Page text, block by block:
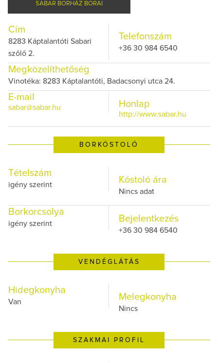
SABAR BORHÁZ BORAI
Cím
8283 Káptalantóti Sabari
szőlő 2.
Telefonszám
+36 30 984 6540
Megközelíthetőség
Vinotéka: 8283 Káptalantóti, Badacsonyi utca 24.
E-mail
sabar@sabar.hu Honlap
http://www.sabar.hu
BORKÓSTOLÓ
Tételszám
igény szerint Kóstoló ára
Nincs adat
Borkorcsolya
igény szerint Bejelentkezés
+36 30 984 6540
VENDÉGLÁTÁS
Hidegkonyha
Van Melegkonyha
Nincs
SZAKMAI PROFIL